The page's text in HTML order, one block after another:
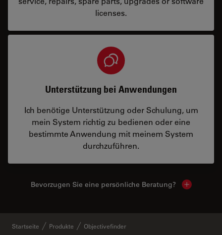
licenses.
Unterstützung bei Anwendungen
Ich benötige Unterstützung oder Schulung, um
mein System richtig zu bedienen oder eine
bestimmte Anwendung mit meinem System
durchzuführen.
Bevorzugen Sie eine persönliche Beratung? Show
Startseite Produkte Objectivefinder